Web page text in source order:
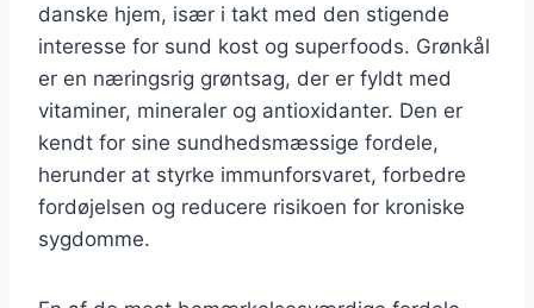
danske hjem, især i takt med den stigende
interesse for sund kost og superfoods. Grønkål
er en næringsrig grøntsag, der er fyldt med
vitaminer, mineraler og antioxidanter. Den er
kendt for sine sundhedsmæssige fordele,
herunder at styrke immunforsvaret, forbedre
fordøjelsen og reducere risikoen for kroniske
sygdomme.